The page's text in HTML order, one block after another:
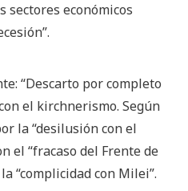
sectores económicos
“Descarto por completo
el kirchnerismo. Según
la “desilusión con el
el “fracaso del Frente de
“complicidad con Milei”.